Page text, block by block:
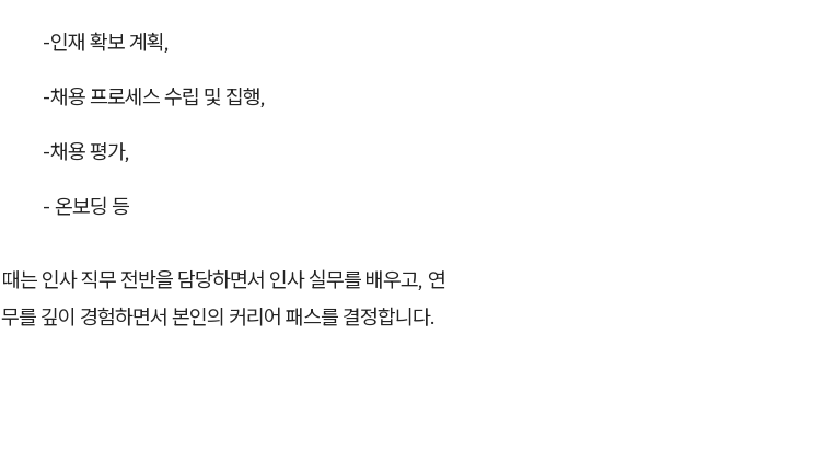
-인재 확보 계획,
-채용 프로세스 수립 및 집행,
-채용 평가,
- 온보딩 등
는 인사 직무 전반을 담당하면서 인사 실무를 배우고, 연
를 깊이 경험하면서 본인의 커리어 패스를 결정합니다.